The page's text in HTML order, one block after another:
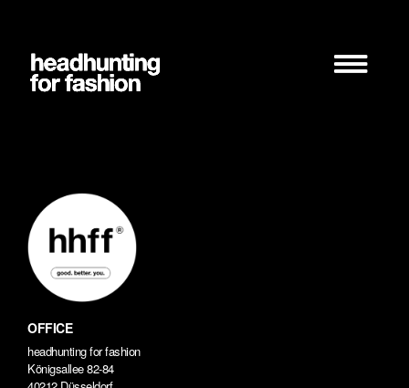
springen
OFFICE
headhunting for fashion
Königsallee 82-84